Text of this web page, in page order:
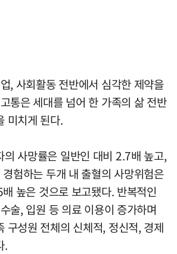
, 사회활동 전반에서 심각한 제약을
통은 세대를 넘어 한 가족의 삶 전반
미치게 된다.
의 사망률은 일반인 대비 2.7배 높고,
험하는 두개 내 출혈의 사망위험은
높은 것으로 보고됐다. 반복적인
술, 입원 등 의료 이용이 증가하며
구성원 전체의 신체적, 정신적, 경제
.